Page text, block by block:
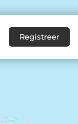
Registreer